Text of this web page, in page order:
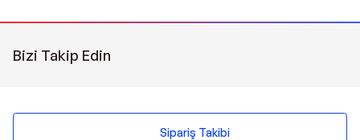
Bizi Takip Edin
Sipariş Takibi